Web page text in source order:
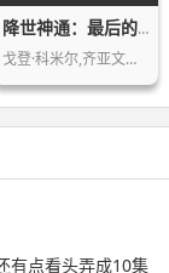
降世神通：最后的气宗（真人版）第二季
戈登·科米尔,齐亚文提奥,伊恩·欧斯利…
有点看头弄成10集